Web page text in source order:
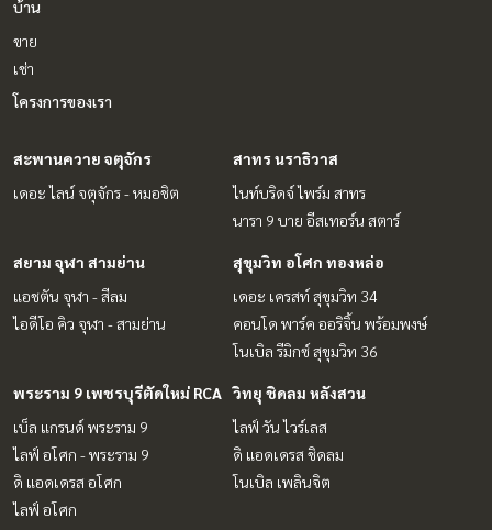
บ้าน
ขาย
เช่า
โครงการของเรา
สะพานควาย จตุจักร
เดอะ ไลน์ จตุจักร - หมอชิต
สาทร นราธิวาส
ไนท์บริดจ์ ไพร์ม สาทร
นารา 9 บาย อีสเทอร์น สตาร์
สยาม จุฬา สามย่าน
แอชตัน จุฬา - สีลม
ไอดีโอ คิว จุฬา - สามย่าน
สุขุมวิท อโศก ทองหล่อ
เดอะ เครสท์ สุขุมวิท 34
คอนโด พาร์ค ออริจิ้น พร้อมพงษ์
โนเบิล รีมิกซ์ สุขุมวิท 36
พระราม 9 เพชรบุรีตัดใหม่ RCA
เบ็ล แกรนด์ พระราม 9
ไลฟ์ อโศก - พระราม 9
ดิ แอดเดรส อโศก
ไลฟ์ อโศก
วิทยุ ชิดลม หลังสวน
ไลฟ์ วัน ไวร์เลส
ดิ แอดเดรส ชิดลม
โนเบิล เพลินจิต